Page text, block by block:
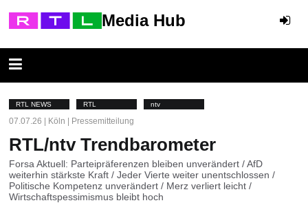
Media Hub
RTL NEWS RTL ntv
07.07.26 | Köln | Pressemitteilung
RTL/ntv Trendbarometer
Forsa Aktuell: Parteipräferenzen bleiben unverändert / AfD
weiterhin stärkste Kraft / Jeder Vierte weiter unentschlossen /
Politische Kompetenz unverändert / Merz verliert leicht /
Wirtschaftspessimismus bleibt hoch